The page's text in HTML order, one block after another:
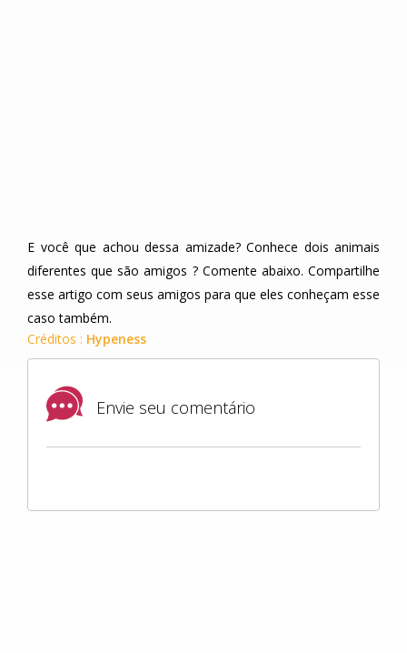
E você que achou dessa amizade? Conhece dois animais
diferentes que são amigos ? Comente abaixo. Compartilhe
esse artigo com seus amigos para que eles conheçam esse
caso também.
Créditos : Hypeness
Envie seu comentário